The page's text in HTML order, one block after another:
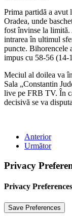
Prima partidă a avut
Oradea, unde
fost învinse la
intrarea în ultimul
puncte. Bihorencele
impus cu 58-56 (14-
Meciul al doilea va
Sala „Constantin
live pe FRB TV. În
decisivă se va
Anterior
Următor
Privacy
Privacy Preferences